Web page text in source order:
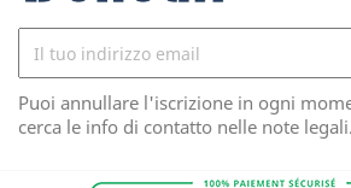
Puoi annullare l'iscrizione in ogni
cerca le info di contatto nelle note legali.